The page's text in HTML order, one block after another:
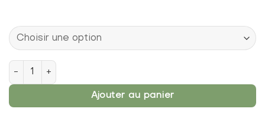
quantité de Crème Paulia universelle Pour régénérer et
Ajouter au panier